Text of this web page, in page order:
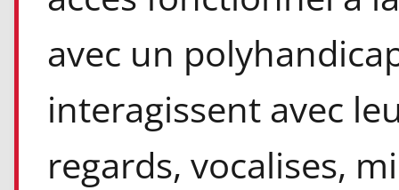
avec un
interagissent avec
regards, vocalises,